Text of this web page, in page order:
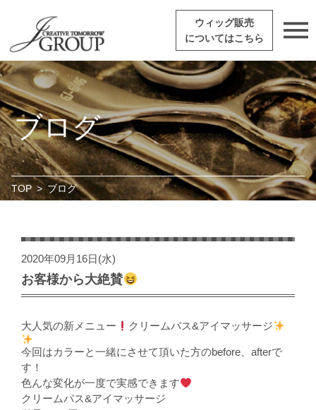
ウィッグ販売
についてはこちら
ブログ
TOP > ブログ
2020年09月16日(水)
お客様から大絶賛
大人気の新メニュー クリームバス&アイマッサージ
今回はカラーと一緒にさせて頂いた方のbefore、afterで
す！
色んな変化が一度で実感できます
クリームバス&アイマッサージ